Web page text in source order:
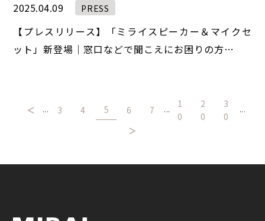
2025.04.09 PRESS
【プレスリリース】「ミライスピーカー＆マイクセ
ット」新登場｜窓口などで聞こえにお困りの方…
＜ ... 3 4 5 6 7 ...
1
0
2
0
3
0
...
＞